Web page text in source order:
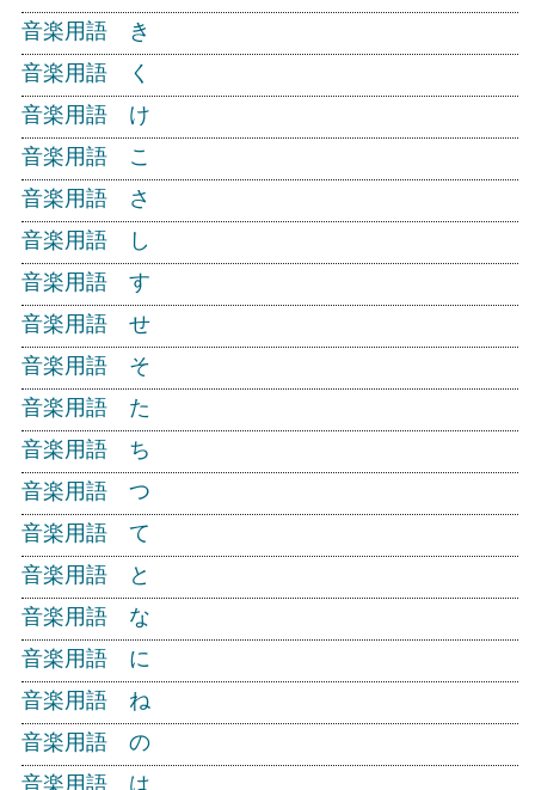
音楽用語 き
音楽用語 く
音楽用語 け
音楽用語 こ
音楽用語 さ
音楽用語 し
音楽用語 す
音楽用語 せ
音楽用語 そ
音楽用語 た
音楽用語 ち
音楽用語 つ
音楽用語 て
音楽用語 と
音楽用語 な
音楽用語 に
音楽用語 ね
音楽用語 の